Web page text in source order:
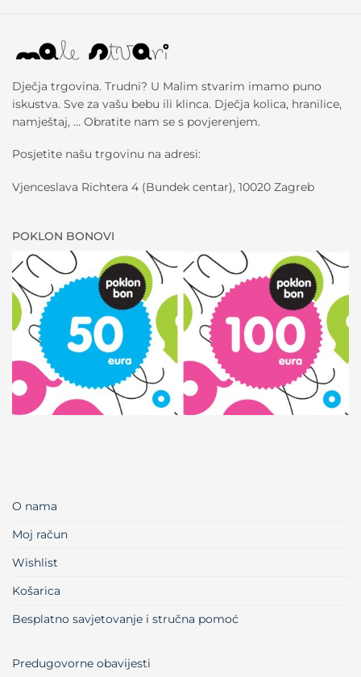
Dječja trgovina. Trudni? U Malim stvarim imamo puno
iskustva. Sve za vašu bebu ili klinca. Dječja kolica, hranilice,
namještaj, … Obratite nam se s povjerenjem.
Posjetite našu trgovinu na adresi:
Vjenceslava Richtera 4 (Bundek centar), 10020 Zagreb
POKLON BONOVI
O nama
Moj račun
Wishlist
Košarica
Besplatno savjetovanje i stručna pomoć
Predugovorne obavijesti